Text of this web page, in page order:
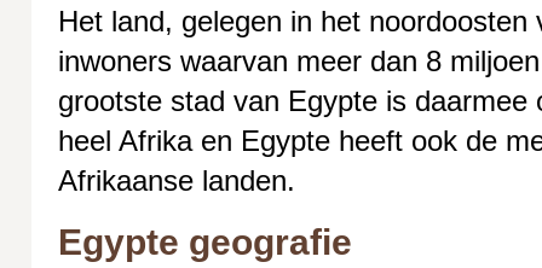
Het land, gelegen in het
inwoners waarvan meer dan 8
grootste stad van Egypte is daarmee
heel Afrika en Egypte heeft ook de
Afrikaanse landen.
Egypte geografie